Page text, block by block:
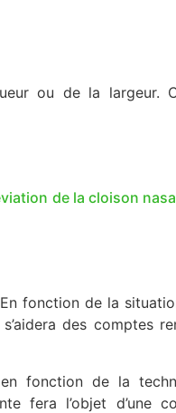
ou de la largeur.
de la cloison
fonction de la
des comptes
en fonction de la
fera l’objet d’une